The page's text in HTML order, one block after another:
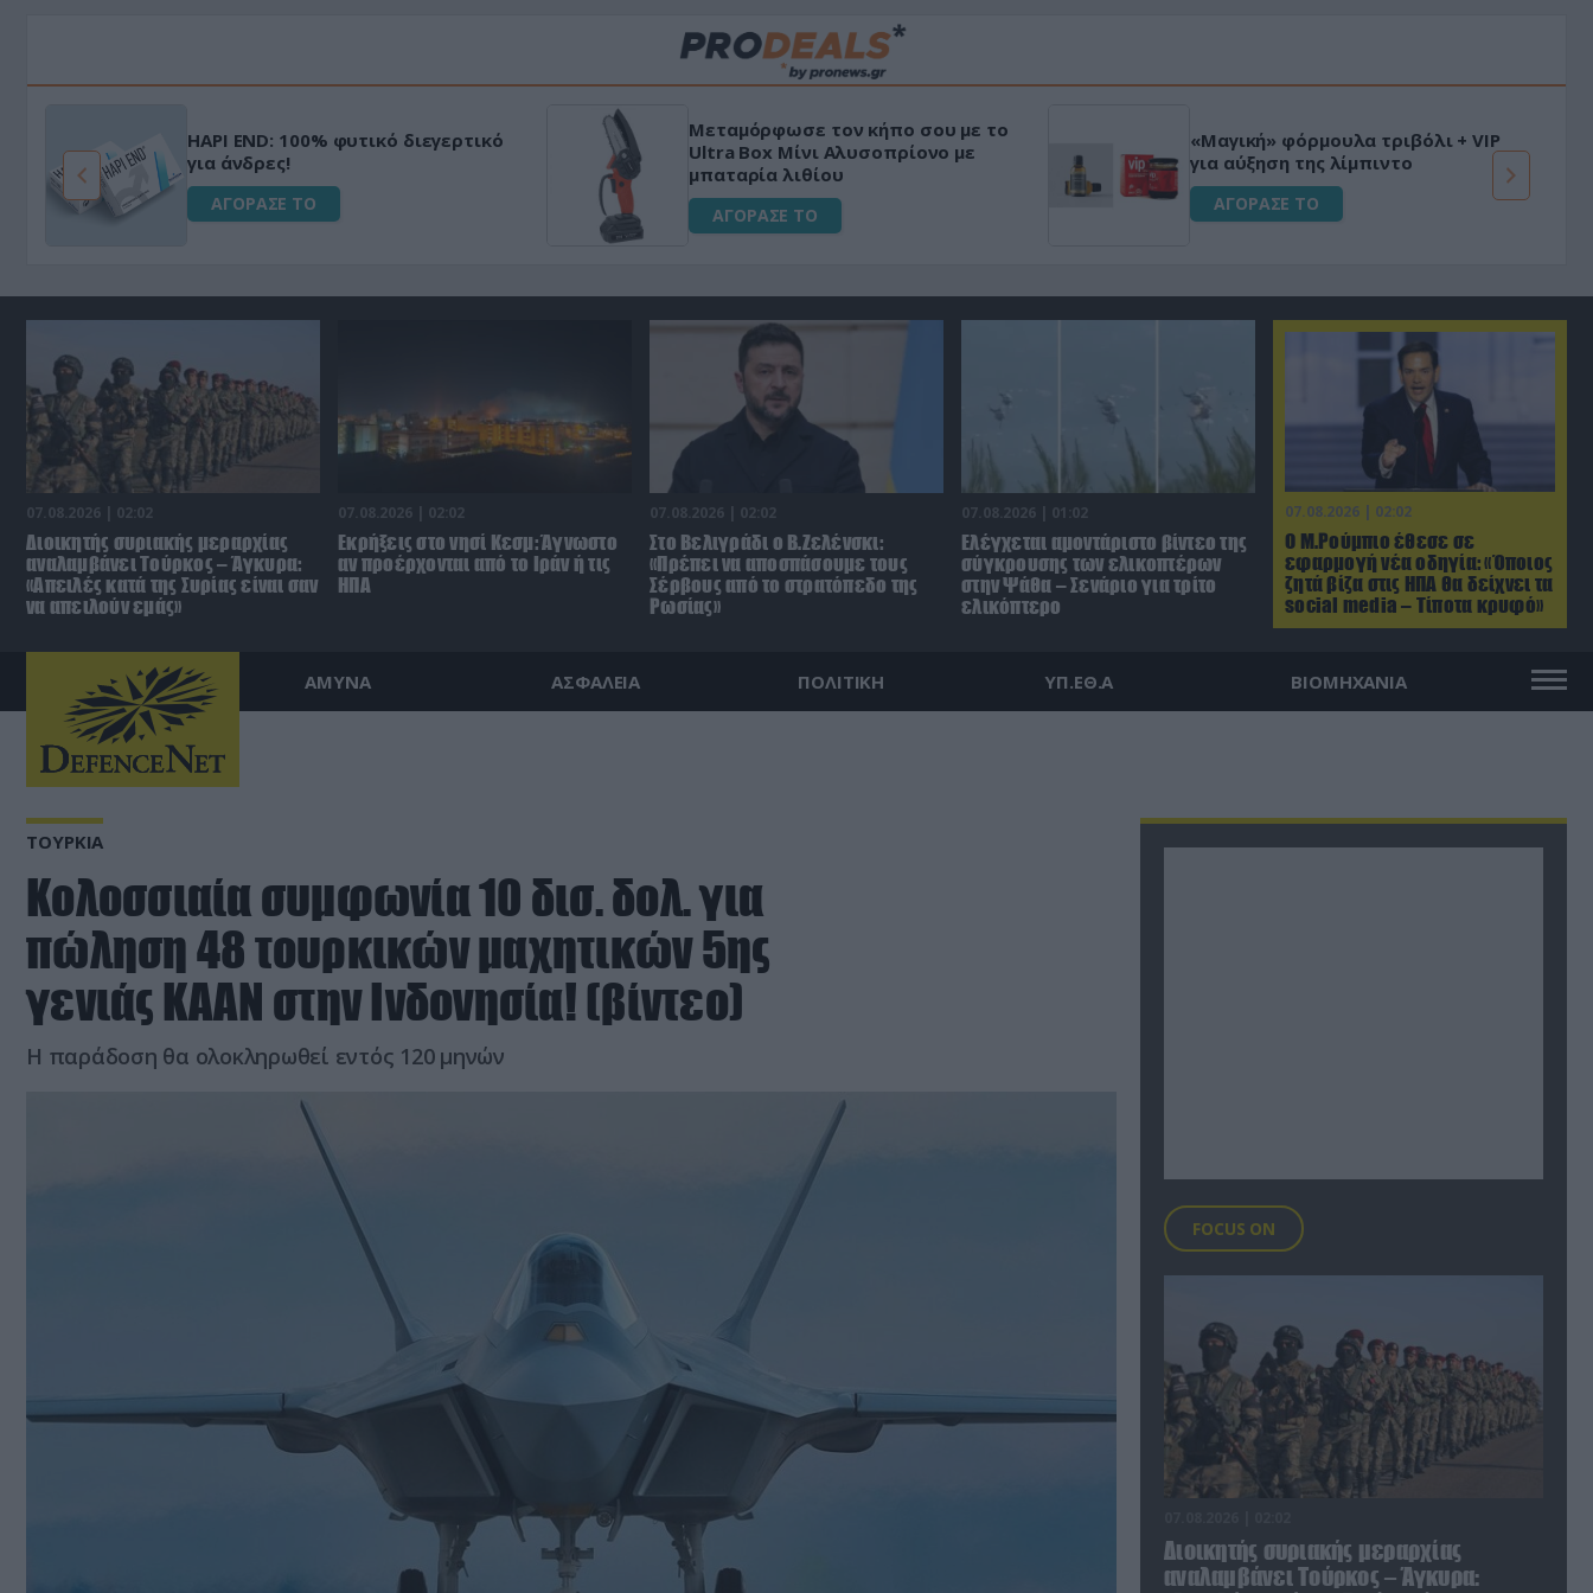
HAPI END: 100% φυτικό διεγερτικό
για άνδρες!
ΑΓΟΡΑΣΕ ΤΟ
Μεταμόρφωσε τον κήπο σου με το
Ultra Box Μίνι Αλυσοπρίονο με
μπαταρία λιθίου
ΑΓΟΡΑΣΕ ΤΟ
«Μαγική» φόρμουλα τριβόλι + VIP
για αύξηση της λίμπιντο
ΑΓΟΡΑΣΕ ΤΟ
έλεγχο
Χωρίς
07.08.2026 | 02:02
Ο Μ.Ρούμπιο έθεσε σε
εφαρμογή νέα οδηγία: «Όποιος
ζητά βίζα στις ΗΠΑ θα δείχνει τα
social media – Τίποτα κρυφό»
07.08.2026 | 02:02
Διοικητής συριακής μεραρχίας
αναλαμβάνει Τούρκος – Άγκυρα:
«Απειλές κατά της Συρίας είναι σαν
να απειλούν εμάς»
07.08.2026 | 02:02
Εκρήξεις στο νησί Κεσμ: Άγνωστο
αν προέρχονται από το Ιράν ή τις
ΗΠΑ
07.08.2026 | 02:02
Στο Βελιγράδι ο Β.Ζελένσκι:
«Πρέπει να αποσπάσουμε τους
Σέρβους από το στρατόπεδο της
Ρωσίας»
07.08.2026 | 01:02
Ελέγχεται αμοντάριστο βίντεο της
σύγκρουσης των ελικοπτέρων
στην Ψάθα – Σενάριο για τρίτο
ελικόπτερο
ΑΜΥΝΑ ΑΣΦΑΛΕΙΑ ΠΟΛΙΤΙΚΗ ΥΠ.ΕΘ.Α ΒΙΟΜΗΧΑΝΙΑ
ΤΟΥΡΚΙΑ
Κολοσσιαία συμφωνία 10 δισ. δολ. για
πώληση 48 τουρκικών μαχητικών 5ης
γενιάς KAAN στην Ινδονησία! (βίντεο)
Η παράδοση θα ολοκληρωθεί εντός 120 μηνών
FOCUS ON
Διοικητής συριακής μεραρχίας
αναλαμβάνει Τούρκος – Άγκυρα: